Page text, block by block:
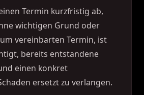
Termin kurzfristig ab,
wichtigen Grund oder
vereinbarten Termin, ist
bereits entstandene
einen konkret
ersetzt zu verlangen.